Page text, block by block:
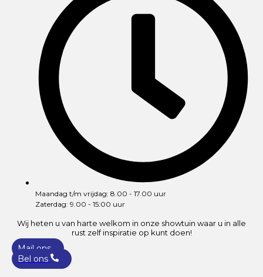
Maandag t/m vrijdag: 8.00 - 17.00 uur
Zaterdag: 9.00 - 15:00 uur
Wij heten u van harte welkom in onze showtuin waar u in alle
rust zelf inspiratie op kunt doen!
Mail ons
Bel ons